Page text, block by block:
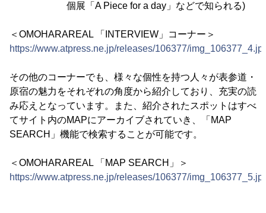
個展「A Piece for a day」などで知られる)
＜OMOHARAREAL 「INTERVIEW」コーナー＞
https://www.atpress.ne.jp/releases/106377/
その他のコーナーでも、様々な個性を持つ人々が表参道・
原宿の魅力をそれぞれの角度から紹介しており、充実の読
み応えとなっています。また、紹介されたスポットはすべ
てサイト内のMAPにアーカイブされていき、「MAP
SEARCH」機能で検索することが可能です。
＜OMOHARAREAL 「MAP SEARCH」＞
https://www.atpress.ne.jp/releases/106377/